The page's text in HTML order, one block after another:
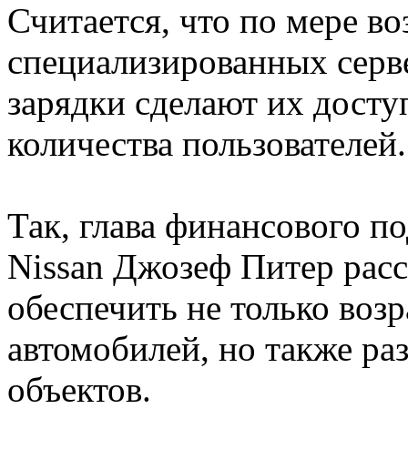
Считается, что по мере
специализированных
зарядки сделают их
количества пользователей.
Так, глава финансового
Nissan Джозеф Питер
обеспечить не только
автомобилей, но также
объектов.